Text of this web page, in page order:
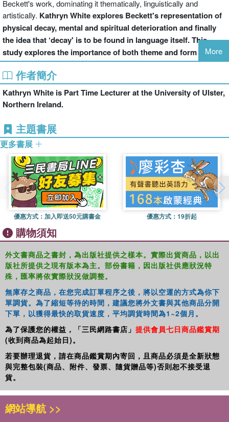
Beckett's work, dominating it thematically, linguistically and
artistically. Kathryn White explores Beckett's representation of
physical decay, mental and spiritual deterioration and finally
the idea that ‘decay' is to be found in language itself. This
study explores the importance of both theme and form in
Beckett's work and considers whether Beckett will, in future
generations, be remembered both for his representation of
existence and his innovations in language.
More
作者簡介
Kathryn White is Part Time Lecturer at the University of Ulster,
Northern Ireland.
主題書展
更多書展
優惠方式： 加入即送50元購書金 優惠方式： 19折起
購物須知
外文書商品之書封，為出版社提供之樣本。實際出貨商品，以出
版社所提供之現有版本為主。部份書籍，因出版社供應狀況特
殊，匯率將依實際狀況做調整。
無庫存之商品，在您完成訂單程序之後，將以空運的方式為你下
單調貨。為了縮短等待的時間，建議您將外文書與其他商品分開
下單，以獲得最快的取貨速度，平均調貨時間為1~2個月。
為了保護您的權益，「三民網路書店」 提供會員七日商品鑑賞期
(收到商品為起始日)。
若要辦理退貨，請在商品鑑賞期內寄回，且商品必須是全新狀態
與完整包裝(商品、附件、發票、隨貨贈品等)否則恕不接受退
貨。
網站導航 >>